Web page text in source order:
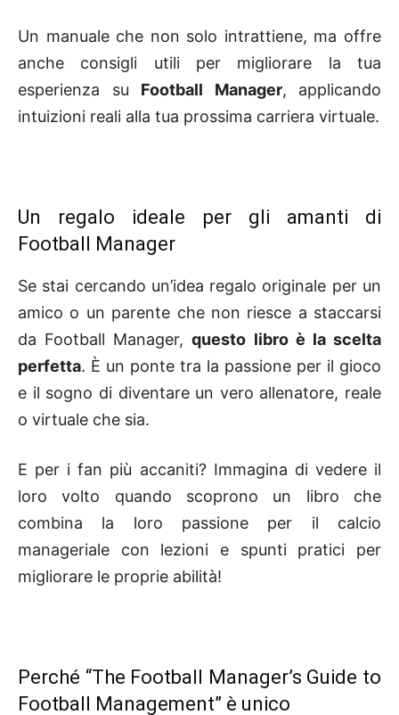
Un manuale che non solo intrattiene, ma offre
anche consigli utili per migliorare la tua
esperienza su Football Manager, applicando
intuizioni reali alla tua prossima carriera virtuale.
Un regalo ideale per gli amanti di
Football Manager
Se stai cercando un’idea regalo originale per un
amico o un parente che non riesce a staccarsi
da Football Manager,questo libro è la scelta
perfetta. È un ponte tra la passione per il gioco
e il sogno di diventare un vero allenatore, reale
o virtuale che sia.
E per i fan più accaniti? Immagina di vedere il
loro volto quando scoprono un libro che
combina la loro passione per il calcio
manageriale con lezioni e spunti pratici per
migliorare le proprie abilità!
Perché “The Football Manager’s Guide to
Football Management” è unico